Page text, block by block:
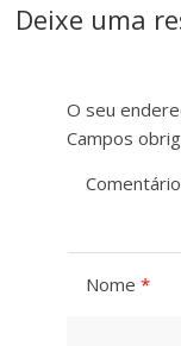
Deixe uma
O seu
Campos
Comentário
Nome *